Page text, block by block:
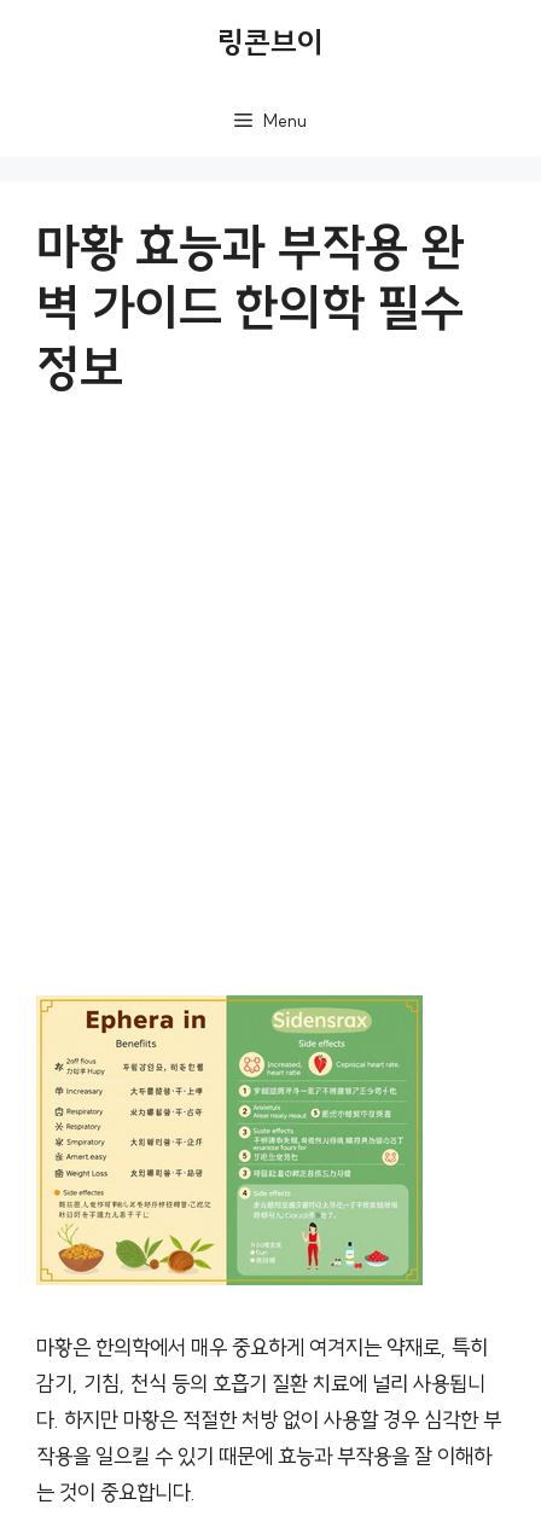
링콘브이
Menu
마황 효능과 부작용 완
벽 가이드 한의학 필수
정보
마황은 한의학에서 매우 중요하게 여겨지는 약재로, 특히
감기, 기침, 천식 등의 호흡기 질환 치료에 널리 사용됩니
다. 하지만 마황은 적절한 처방 없이 사용할 경우 심각한 부
작용을 일으킬 수 있기 때문에 효능과 부작용을 잘 이해하
는 것이 중요합니다.